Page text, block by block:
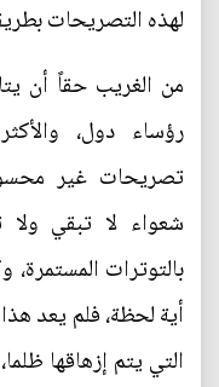
لهذه التصريحات
من الغريب حقاً أن
رؤساء دول،
تصريحات غير
شعواء لا تبقي ولا
بالتوترات
أية لحظة، فلم يعد
التي يتم إزهاقها